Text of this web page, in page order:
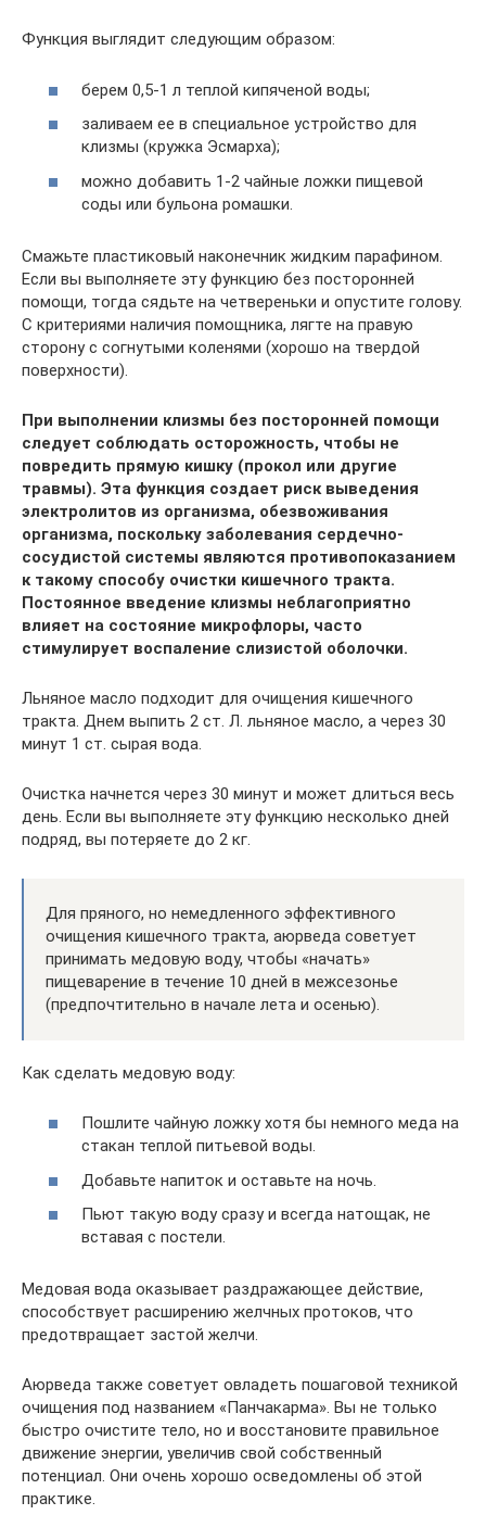
Функция выглядит следующим образом:
берем 0,5-1 л теплой кипяченой воды;
заливаем ее в специальное устройство для
клизмы (кружка Эсмарха);
можно добавить 1-2 чайные ложки пищевой
соды или бульона ромашки.
Смажьте пластиковый наконечник жидким парафином.
Если вы выполняете эту функцию без посторонней
помощи, тогда сядьте на четвереньки и опустите голову.
С критериями наличия помощника, лягте на правую
сторону с согнутыми коленями (хорошо на твердой
поверхности).
При выполнении клизмы без посторонней помощи
следует соблюдать осторожность, чтобы не
повредить прямую кишку (прокол или другие
травмы). Эта функция создает риск выведения
электролитов из организма, обезвоживания
организма, поскольку заболевания сердечно-
сосудистой системы являются противопоказанием
к такому способу очистки кишечного тракта.
Постоянное введение клизмы неблагоприятно
влияет на состояние микрофлоры, часто
стимулирует воспаление слизистой оболочки.
Льняное масло подходит для очищения кишечного
тракта. Днем выпить 2 ст. Л. льняное масло, а через 30
минут 1 ст. сырая вода.
Очистка начнется через 30 минут и может длиться весь
день. Если вы выполняете эту функцию несколько дней
подряд, вы потеряете до 2 кг.
Для пряного, но немедленного эффективного
очищения кишечного тракта, аюрведа советует
принимать медовую воду, чтобы «начать»
пищеварение в течение 10 дней в межсезонье
(предпочтительно в начале лета и осенью).
Как сделать медовую воду:
Пошлите чайную ложку хотя бы немного меда на
стакан теплой питьевой воды.
Добавьте напиток и оставьте на ночь.
Пьют такую ​​воду сразу и всегда натощак, не
вставая с постели.
Медовая вода оказывает раздражающее действие,
способствует расширению желчных протоков, что
предотвращает застой желчи.
Аюрведа также советует овладеть пошаговой техникой
очищения под названием «Панчакарма». Вы не только
быстро очистите тело, но и восстановите правильное
движение энергии, увеличив свой собственный
потенциал. Они очень хорошо осведомлены об этой
практике.